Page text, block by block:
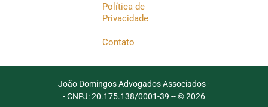
Política de
Privacidade
Contato
João Domingos Advogados Associados -
- CNPJ: 20.175.138/0001-39 -- © 2026